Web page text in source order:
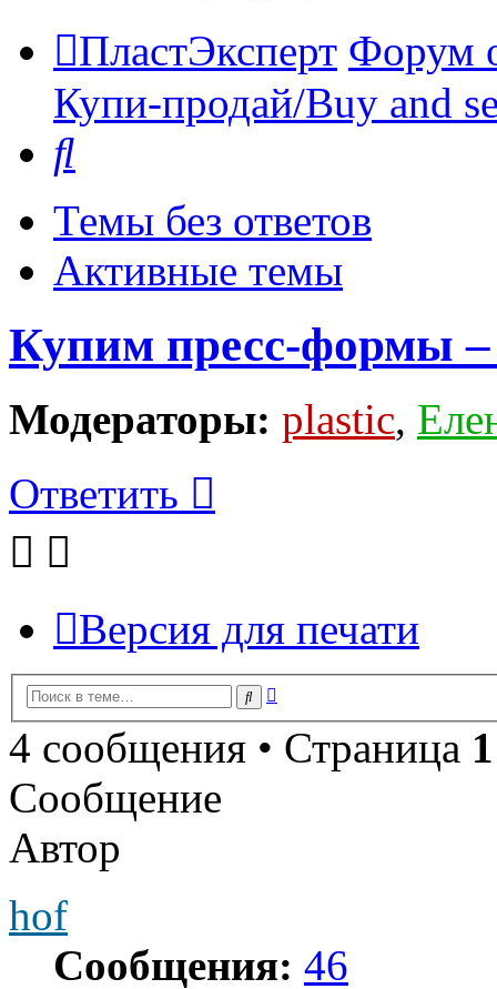
ПластЭксперт Форум
Купи-продай/Buy and
Темы без ответов
Активные темы
Купим пресс-формы –
Модераторы: plastic,
Ответить
Версия для печати
Поиск
4 сообщения • Страница 1
Сообщение
Автор
hof
Сообщения: 46